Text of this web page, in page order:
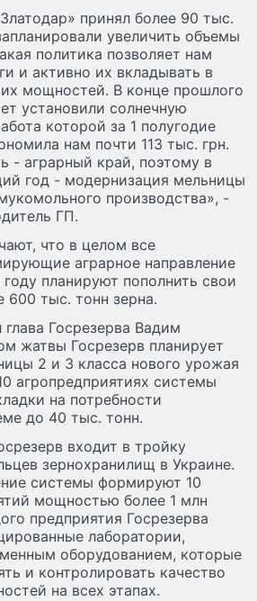
принял более 90 тыс.
увеличить объемы
политика позволяет нам
и активно их вкладывать в
мощностей. В конце прошлого
установили солнечную
которой за 1 полугодие
нам почти 113 тыс. грн.
- аграрный край, поэтому в
год - модернизация мельницы
производства», -
ГП.
что в целом все
аграрное направление
планируют пополнить свои
тыс. тонн зерна.
Госрезерва Вадим
жатвы Госрезерв планирует
2 и 3 класса нового урожая
агропредприятиях системы
на потребности
до 40 тыс. тонн.
входит в тройку
зернохранилищ в Украине.
системы формируют 10
мощностью более 1 млн
предприятия Госрезерва
лаборатории,
оборудованием, которые
и контролировать качество
на всех этапах.